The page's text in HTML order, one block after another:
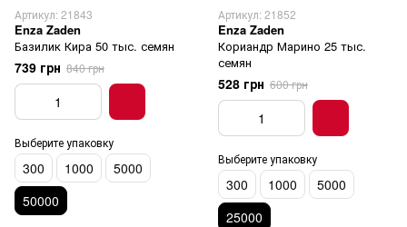
Артикул: 21843
Enza Zaden
Базилик Кира 50 тыс. семян
739 грн 840 грн
Выберите упаковку
300 1000
5000
50000
Артикул: 21852
Enza Zaden
Кориандр Марино 25 тыс.
семян
528 грн 600 грн
Выберите упаковку
300 1000
5000
25000